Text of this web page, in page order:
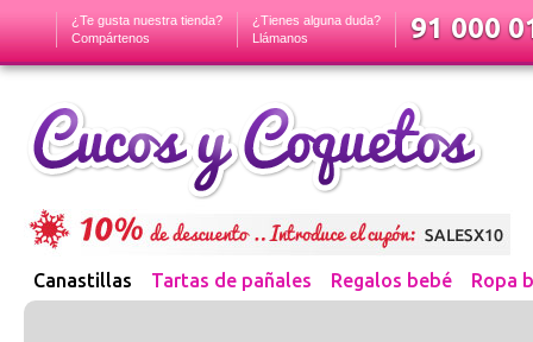
¿Te gusta nuestra tienda?
Compártenos
¿Tienes alguna duda?
Llámanos
91 000
Canastillas Tartas de pañales Regalos bebé Ropa